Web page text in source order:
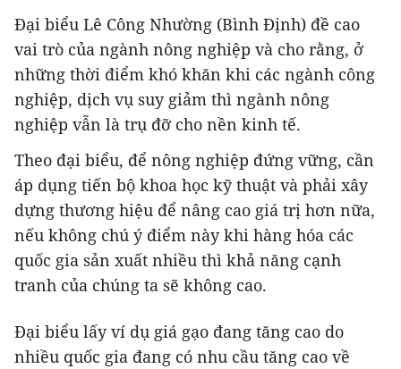
Đại biểu Lê Công Nhường (Bình Định) đề cao
vai trò của ngành nông nghiệp và cho rằng, ở
những thời điểm khó khăn khi các ngành công
nghiệp, dịch vụ suy giảm thì ngành nông
nghiệp vẫn là trụ đỡ cho nền kinh tế.
Theo đại biểu, để nông nghiệp đứng vững, cần
áp dụng tiến bộ khoa học kỹ thuật và phải xây
dựng thương hiệu để nâng cao giá trị hơn nữa,
nếu không chú ý điểm này khi hàng hóa các
quốc gia sản xuất nhiều thì khả năng cạnh
tranh của chúng ta sẽ không cao.
Đại biểu lấy ví dụ giá gạo đang tăng cao do
nhiều quốc gia đang có nhu cầu tăng cao về